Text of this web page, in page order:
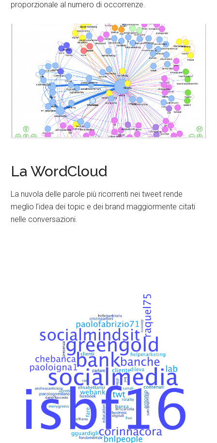
proporzionale al numero di occorrenze.
La WordCloud
La nuvola delle parole più ricorrenti nei tweet rende
meglio l’idea dei topic e dei brand maggiormente citati
nelle conversazioni.